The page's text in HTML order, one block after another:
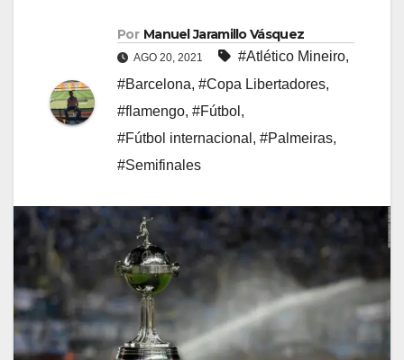
Por Manuel Jaramillo Vásquez
AGO 20, 2021 #Atlético Mineiro,
#Barcelona, #Copa Libertadores,
#flamengo, #Fútbol ,
#Fútbol internacional , #Palmeiras,
#Semifinales